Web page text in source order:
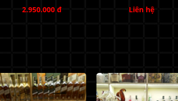
2.950.000 đ Liên hệ